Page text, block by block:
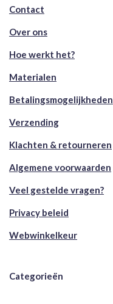
Contact
Over ons
Hoe werkt het?
Materialen
Betalingsmogelijkheden
Verzending
Klachten & retourneren
Algemene voorwaarden
Veel gestelde vragen?
Privacy beleid
Webwinkelkeur
Categorieën